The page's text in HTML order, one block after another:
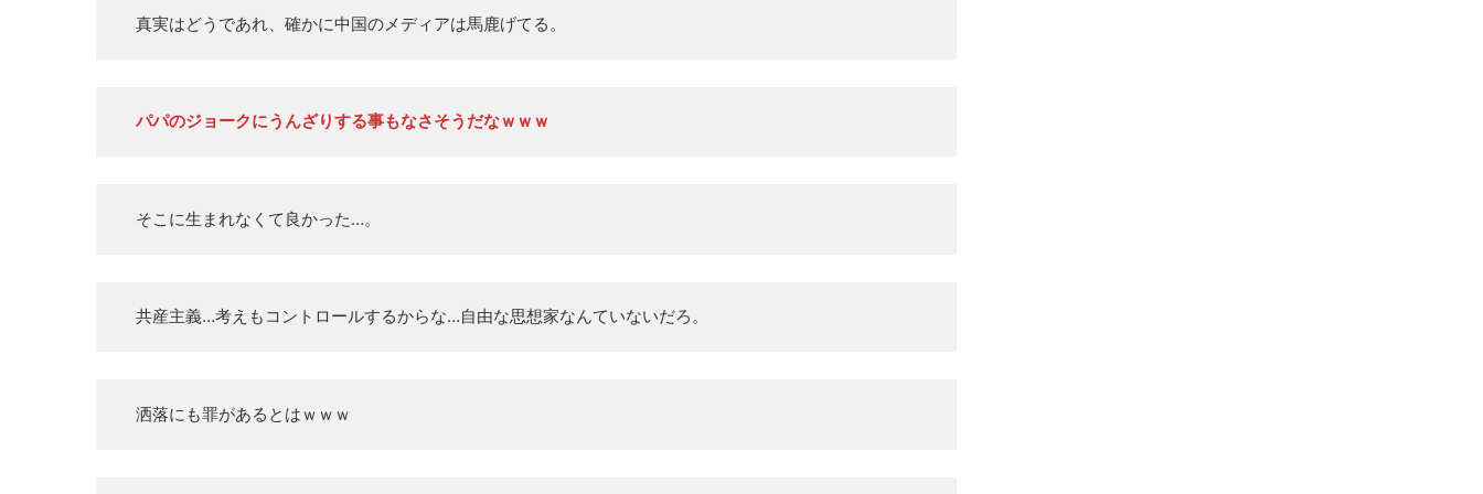
真実はどうであれ、確かに中国のメディアは馬鹿げてる。
パパのジョークにうんざりする事もなさそうだなｗｗｗ
そこに生まれなくて良かった…。
共産主義…考えもコントロールするからな…自由な思想家なんていないだろ。
洒落にも罪があるとはｗｗｗ